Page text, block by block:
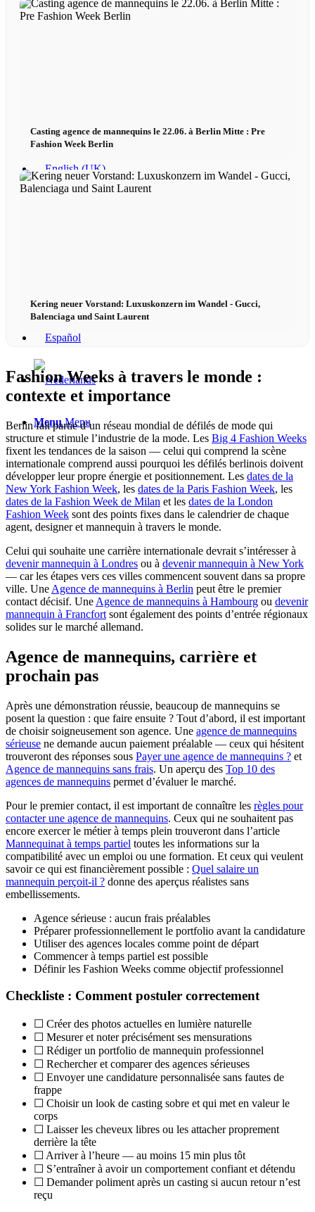
Menu Menu
Casting agence de mannequins le 22.06. à Berlin Mitte : Pre
Fashion Week Berlin
Kering neuer Vorstand: Luxuskonzern im Wandel - Gucci,
Balenciaga und Saint Laurent
Fashion Weeks à travers le monde :
contexte et importance
Berlin fait partie d’un réseau mondial de défilés de mode qui
structure et stimule l’industrie de la mode. Les Big 4 Fashion Weeks
fixent les tendances de la saison — celui qui comprend la scène
internationale comprend aussi pourquoi les défilés berlinois doivent
développer leur propre énergie et positionnement. Les dates de la
New York Fashion Week, les dates de la Paris Fashion Week, les
dates de la Fashion Week de Milan et les dates de la London
Fashion Week sont des points fixes dans le calendrier de chaque
agent, designer et mannequin à travers le monde.
Celui qui souhaite une carrière internationale devrait s’intéresser à
devenir mannequin à Londres ou à devenir mannequin à New York
— car les étapes vers ces villes commencent souvent dans sa propre
ville. Une Agence de mannequins à Berlin peut être le premier
contact décisif. Une Agence de mannequins à Hambourg ou devenir
mannequin à Francfort sont également des points d’entrée régionaux
solides sur le marché allemand.
Agence de mannequins, carrière et
prochain pas
Après une démonstration réussie, beaucoup de mannequins se
posent la question : que faire ensuite ? Tout d’abord, il est important
de choisir soigneusement son agence. Une agence de mannequins
sérieuse ne demande aucun paiement préalable — ceux qui hésitent
trouveront des réponses sous Payer une agence de mannequins ? et
Agence de mannequins sans frais. Un aperçu des Top 10 des
agences de mannequins permet d’évaluer le marché.
Pour le premier contact, il est important de connaître les règles pour
contacter une agence de mannequins. Ceux qui ne souhaitent pas
encore exercer le métier à temps plein trouveront dans l’article
Mannequinat à temps partiel toutes les informations sur la
compatibilité avec un emploi ou une formation. Et ceux qui veulent
savoir ce qui est financièrement possible : Quel salaire un
mannequin perçoit-il ? donne des aperçus réalistes sans
embellissements.
Agence sérieuse : aucun frais préalables
Préparer professionnellement le portfolio avant la candidature
Utiliser des agences locales comme point de départ
Commencer à temps partiel est possible
Définir les Fashion Weeks comme objectif professionnel
Checkliste : Comment postuler correctement
☐ Créer des photos actuelles en lumière naturelle
☐ Mesurer et noter précisément ses mensurations
☐ Rédiger un portfolio de mannequin professionnel
☐ Rechercher et comparer des agences sérieuses
☐ Envoyer une candidature personnalisée sans fautes de
frappe
☐ Choisir un look de casting sobre et qui met en valeur le
corps
☐ Laisser les cheveux libres ou les attacher proprement
derrière la tête
☐ Arriver à l’heure — au moins 15 min plus tôt
☐ S’entraîner à avoir un comportement confiant et détendu
☐ Demander poliment après un casting si aucun retour n’est
reçu